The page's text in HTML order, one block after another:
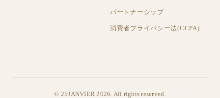
パートナーシップ
消費者プライバシー法(CCPA)
© 25JANVIER 2026. All rights reserved.